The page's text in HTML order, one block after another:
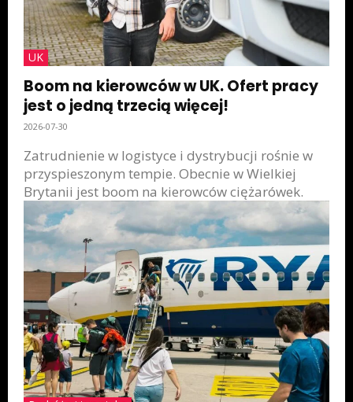
UK
Boom na kierowców w UK. Ofert pracy
jest o jedną trzecią więcej!
2026-07-30
Zatrudnienie w logistyce i dystrybucji rośnie w
przyspieszonym tempie. Obecnie w Wielkiej
Brytanii jest boom na kierowców ciężarówek.